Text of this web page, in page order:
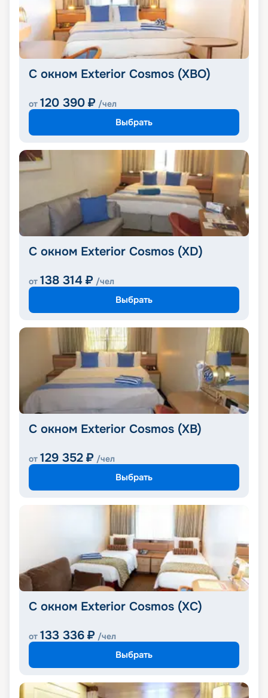
С окном Exterior Cosmos (XBO)
от 120 390 ₽ /чел
Выбрать
С окном Exterior Cosmos (XD)
от 138 314 ₽ /чел
Выбрать
С окном Exterior Cosmos (XB)
от 129 352 ₽ /чел
Выбрать
С окном Exterior Cosmos (XС)
от 133 336 ₽ /чел
Выбрать